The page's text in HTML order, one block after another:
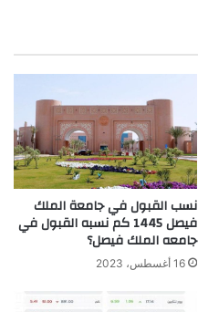
نسب القبول في جامعة الملك
فيصل 1445 كم نسبه القبول في
جامعه الملك فيصل؟
16 أغسطس، 2023